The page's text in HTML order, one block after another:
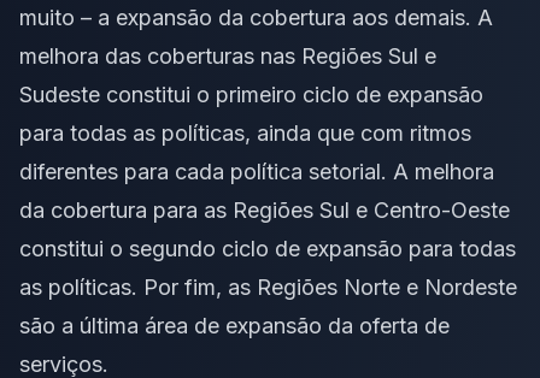
muito – a expansão da cobertura aos demais. A
melhora das coberturas nas Regiões Sul e
Sudeste constitui o primeiro ciclo de expansão
para todas as políticas, ainda que com ritmos
diferentes para cada política setorial. A melhora
da cobertura para as Regiões Sul e Centro-Oeste
constitui o segundo ciclo de expansão para todas
as políticas. Por fim, as Regiões Norte e Nordeste
são a última área de expansão da oferta de
serviços.